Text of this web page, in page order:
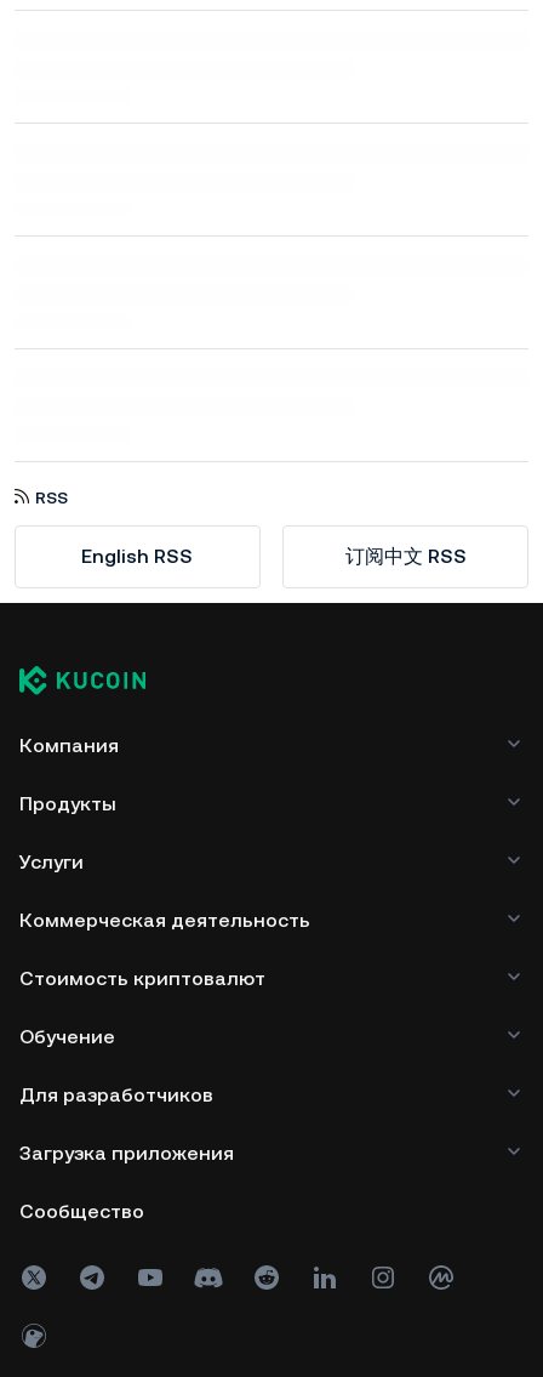
RSS
English RSS 订阅中文 RSS
Компания
Продукты
Услуги
Коммерческая деятельность
Стоимость криптовалют
Обучение
Для разработчиков
Загрузка приложения
Сообщество